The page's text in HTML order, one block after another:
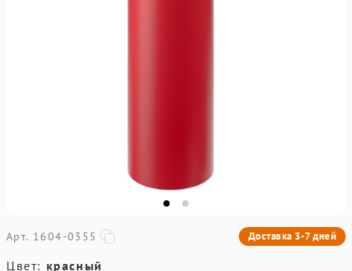
Арт. 1604-0355 Доставка 3-7 дней
Цвет: красный